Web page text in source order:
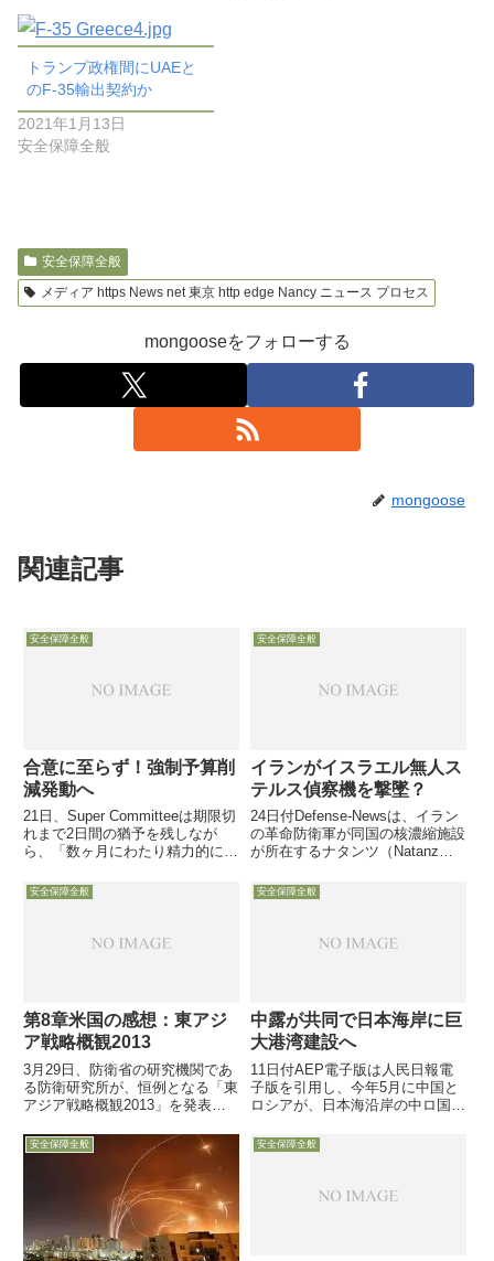
トランプ政権間にUAEと
のF-35輸出契約か
2021年1月13日
安全保障全般
安全保障全般
メディア https News net 東京 http edge Nancy ニュース プロセス
mongooseをフォローする
mongoose
関連記事
安全保障全般
合意に至らず！強制予算削
減発動へ
21日、Super Committeeは期限切
れまで2日間の猶予を残しなが
ら、「数ヶ月にわたり精力的に超
までに合意案を得ることは不可能
との結論に至った」との声明を発
安全保障全般
イランがイスラエル無人ス
テルス偵察機を撃墜？
24日付Defense-Newsは、イラン
の革命防衛軍が同国の核濃縮施設
が所在するナタンツ（Natanz）
ようとするイスラエルのステルス
無人偵察機を撃墜したとするイラ
安全保障全般
第8章米国の感想：東アジ
ア戦略概観2013
3月29日、防衛省の研究機関であ
る防衛研究所が、恒例となる「東
アジア戦略概観2013」を発表し
り」のメインテーマである米国防
政策に関する第8章について、僭
越ながらコメントさせていただき
たいと思います
安全保障全般
中露が共同で日本海岸に巨
大港湾建設へ
11日付AEP電子版は人民日報電
子版を引用し、今年5月に中国と
ロシアが、日本海沿岸の中ロ国境
北東アジア最大級の港湾を建設す
る合意を結んでいたと報じていま
安全保障全般 安全保障全般